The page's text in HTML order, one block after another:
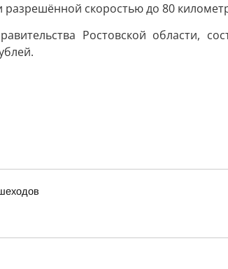
разрешённой скоростью до 80
Ростовской области,